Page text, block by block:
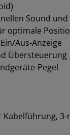
Sound
optimale
Aus-Anzeige
Übersteuerung
Pegel